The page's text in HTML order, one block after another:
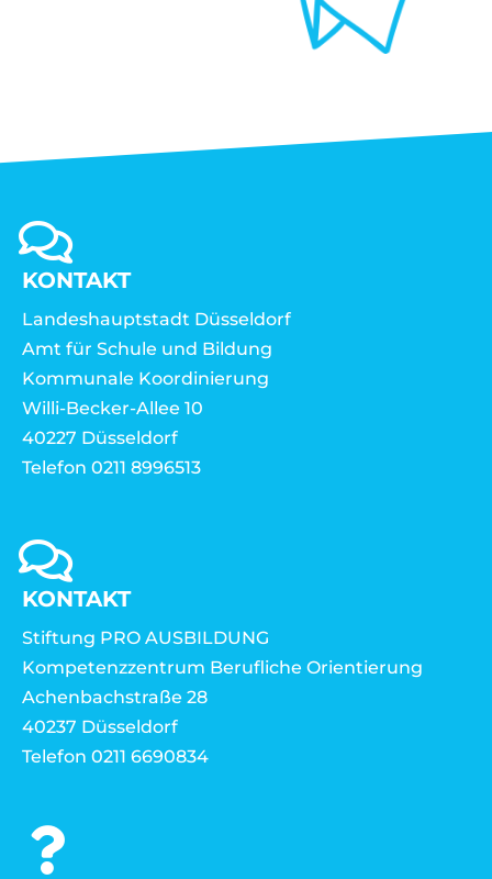
KONTAKT
Landeshauptstadt Düsseldorf
Amt für Schule und Bildung
Kommunale Koordinierung
Willi-Becker-Allee 10
40227 Düsseldorf
Telefon 0211 8996513
KONTAKT
Stiftung PRO AUSBILDUNG
Kompetenzzentrum Berufliche Orientierung
Achenbachstraße 28
40237 Düsseldorf
Telefon 0211 6690834